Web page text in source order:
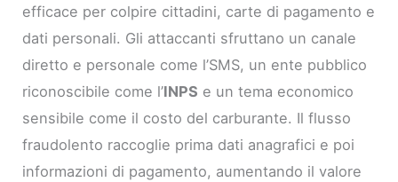
efficace per colpire cittadini, carte di pagamento e
dati personali. Gli attaccanti sfruttano un canale
diretto e personale come l’SMS, un ente pubblico
riconoscibile come l’INPS e un tema economico
sensibile come il costo del carburante. Il flusso
fraudolento raccoglie prima dati anagrafici e poi
informazioni di pagamento, aumentando il valore